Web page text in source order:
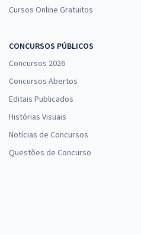
Cursos Online Gratuitos
CONCURSOS PÚBLICOS
Concursos 2026
Concursos Abertos
Editais Publicados
Histórias Visuais
Notícias de Concursos
Questões de Concurso